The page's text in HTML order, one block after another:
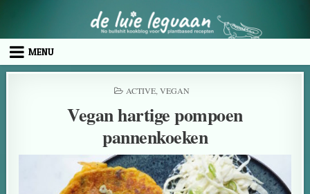
MENU
ACTIVE, VEGAN
Vegan hartige pompoen
pannenkoeken